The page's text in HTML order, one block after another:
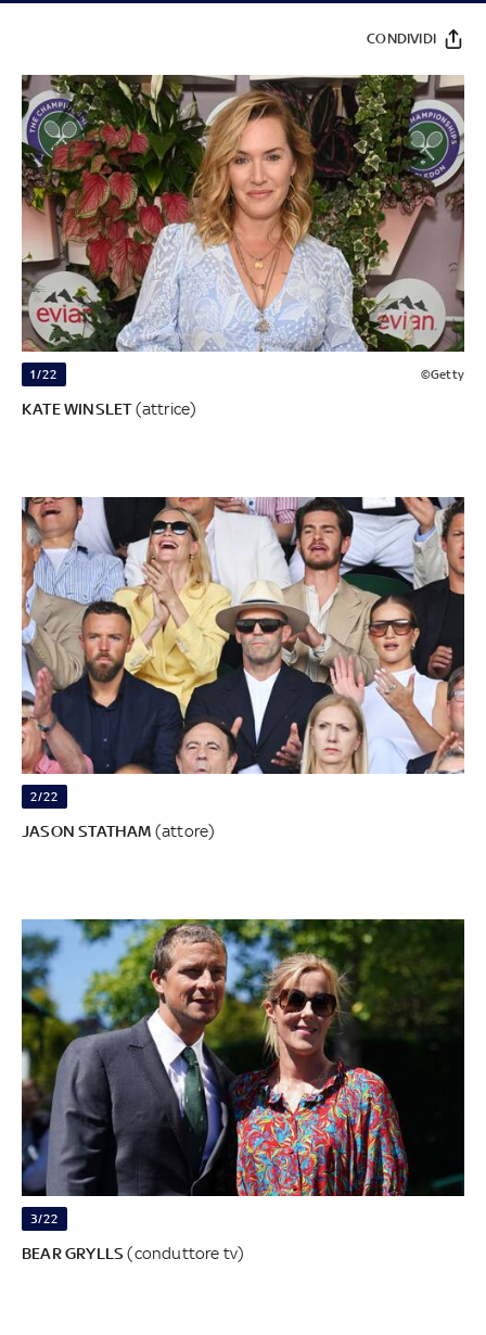
CONDIVIDI
1/22 ©Getty
KATE WINSLET(attrice)
2/22
JASON STATHAM (attore)
3/22
BEAR GRYLLS(conduttore tv)